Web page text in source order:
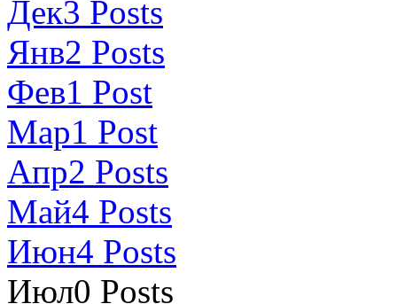
Дек3 Posts
Янв2 Posts
Фев1 Post
Мар1 Post
Апр2 Posts
Май4 Posts
Июн4 Posts
Июл0 Posts